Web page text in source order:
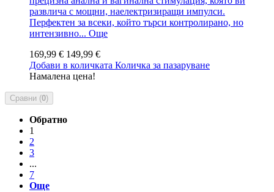
развлича с мощни, наелектризиращи импулси.
Перфектен за всеки, който търси контролирано, но
интензивно... Още
169,99 € 149,99 €
Добави в количката Количка за пазаруване
Намалена цена!
Сравни (0)
Обратно
1
2
3
...
7
Още